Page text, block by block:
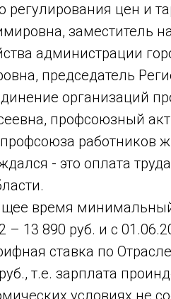
регулирования цен и
заместитель
администрации
председатель
организаций
профсоюзный
работников
- это оплата
время
13 890 руб. и с
ставка по
т.е. зарплата
условиях не